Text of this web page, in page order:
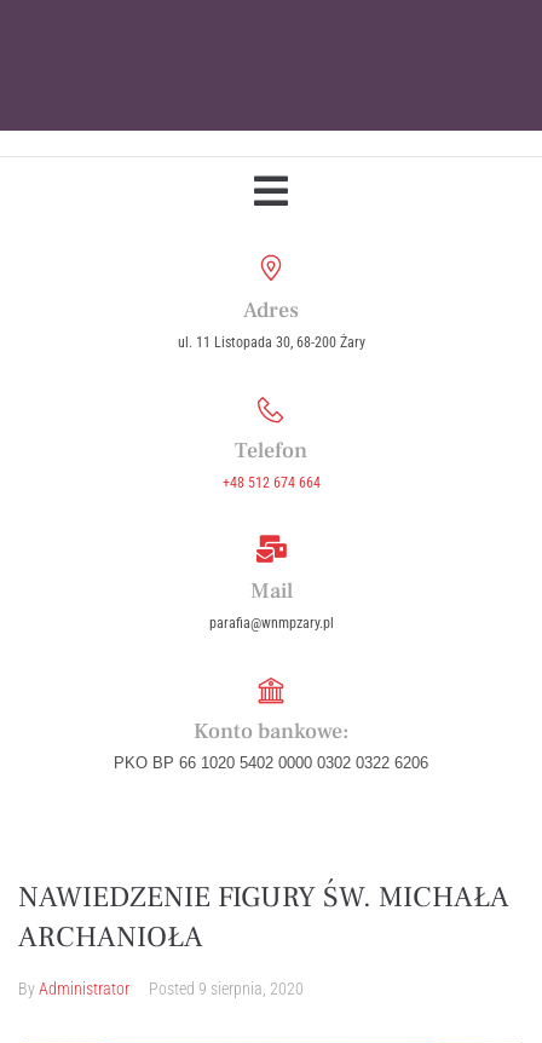
Adres
ul. 11 Listopada 30, 68-200 Żary
Telefon
+48 512 674 664
Mail
parafia@wnmpzary.pl
Konto bankowe:
PKO BP 66 1020 5402 0000 0302 0322 6206
NAWIEDZENIE FIGURY ŚW. MICHAŁA
ARCHANIOŁA
ByAdministrator Posted 9 sierpnia, 2020